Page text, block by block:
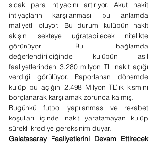
sıcak para ihtiyacını artırıyor. Akut nakit
ihtiyaçların karşılanması bu anlamda
maliyetli oluyor. Bu durum kulübün nakit
akışını sekteye uğratabilecek nitelikte
görünüyor. Bu bağlamda
değerlendirildiğinde kulübün asıl
faaliyetlerinden 3.280 milyon TL nakit açığı
verdiği görülüyor. Raporlanan dönemde
kulüp bu açığın 2.498 Milyon TL’lık kısmını
borçlanarak karşılamak zorunda kalmış.
Bugünkü futbol yapılanması ve rekabet
koşulları içinde nakit yaratamayan kulüp
sürekli krediye gereksinim duyar.
Galatasaray Faaliyetlerini Devam Ettirecek